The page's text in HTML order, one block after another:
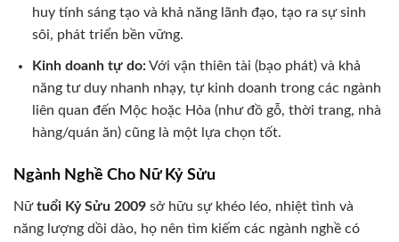
huy tính sáng tạo và khả năng lãnh đạo, tạo ra sự sinh
sôi, phát triển bền vững.
Kinh doanh tự do:Với vận thiên tài (bạo phát) và khả
năng tư duy nhanh nhạy, tự kinh doanh trong các ngành
liên quan đến Mộc hoặc Hỏa (như đồ gỗ, thời trang, nhà
hàng/quán ăn) cũng là một lựa chọn tốt.
Ngành Nghề Cho Nữ Kỷ Sửu
Nữtuổi Kỷ Sửu 2009 sở hữu sự khéo léo, nhiệt tình và
năng lượng dồi dào, họ nên tìm kiếm các ngành nghề có